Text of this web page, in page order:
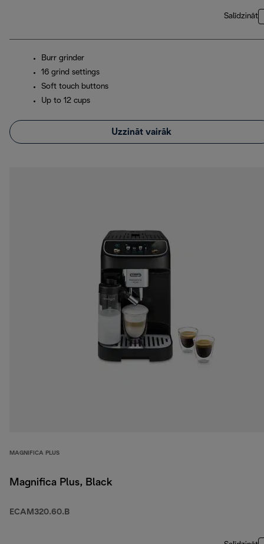
Salīdzināt
Burr grinder
16 grind settings
Soft touch buttons
Up to 12 cups
Uzzināt vairāk
MAGNIFICA PLUS
Magnifica Plus, Black
ECAM320.60.B